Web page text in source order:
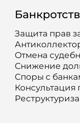
Защита прав
Отмена
Снижение
Споры с